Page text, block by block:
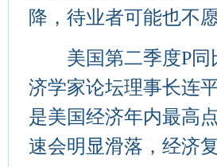
降，待业者可能也不
美国第二季度P同
济学家论坛理事长连
是美国经济年内最高
速会明显滑落，经济